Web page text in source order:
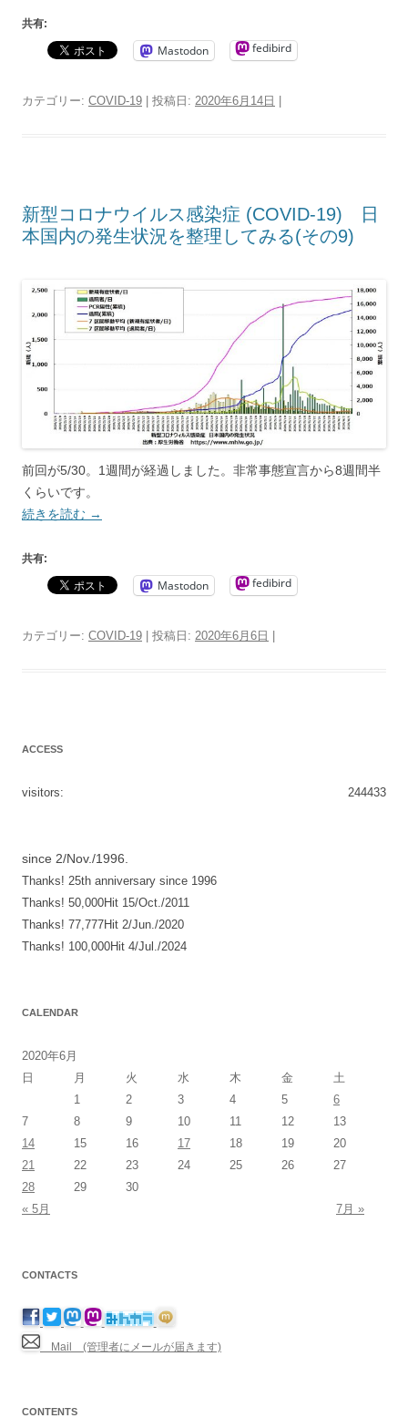
共有:
Mastodon fedibird
カテゴリー: COVID-19 | 投稿日: 2020年6月14日 |
新型コロナウイルス感染症 (COVID-19) 日
本国内の発生状況を整理してみる(その9)
前回が5/30。1週間が経過しました。非常事態宣言から8週間半
くらいです。
続きを読む →
共有:
Mastodon fedibird
カテゴリー: COVID-19 | 投稿日: 2020年6月6日
ACCESS
244433
visitors:
since 2/Nov./1996.
Thanks! 25th anniversary since 1996
Thanks! 50,000Hit 15/Oct./2011
Thanks! 77,777Hit 2/Jun./2020
Thanks! 100,000Hit 4/Jul./2024
CALENDAR
2020年6月
日
月 火 水 木 金
土
1
2 3 4 5
6
7
8 9 10 11 12
13
14
15 16 17 18 19
20
21
22 23 24 25 26
27
28
29
30
« 5月
7月 »
CONTACTS
Mail (管理者にメールが届きます)
CONTENTS